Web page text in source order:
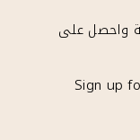
واحصل على
Sign up